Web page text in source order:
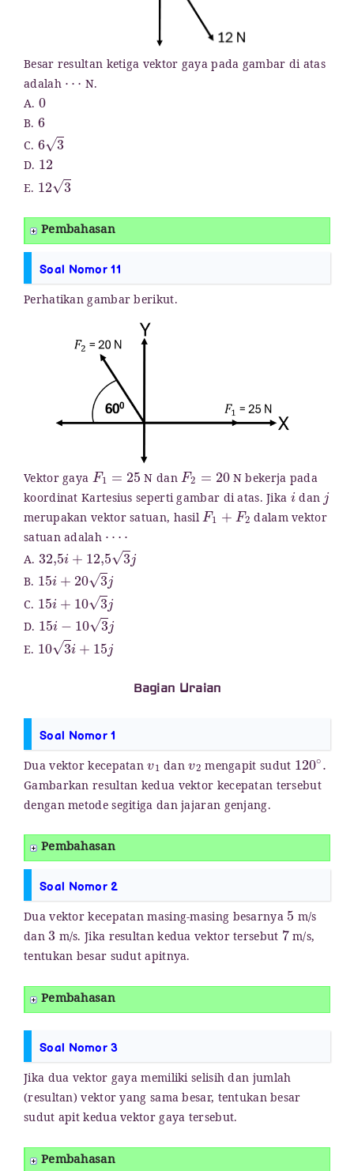
Besar resultan ketiga vektor gaya pada gambar di atas
adalah⋯ N.
A. 0
B. 6
C. 6
D. 12
E. 12 3
Pembahasan
Soal Nomor 11
Perhatikan gambar berikut.
Vektor gaya F1 25 N danF2 20 N bekerja pada
koordinat Kartesius seperti gambar di atas. Jikaidanj
merupakan vektor satuan, hasilF1 +F2 dalam vektor
satuan adalah⋯⋅
A. 32,5i+12,53 j
B. 15i+203j
C. 15i + 103j
D. 15i −103j
E. 103i+15 j
Bagian Uraian
Soal Nomor 1
Dua vektor kecepatanv1danv2mengapit sudut120∘.
Gambarkan resultan kedua vektor kecepatan tersebut
dengan metode segitiga dan jajaran genjang.
Pembahasan
Soal Nomor 2
Dua vektor kecepatan masing-masing besarnya5m/s
dan3m/s. Jika resultan kedua vektor tersebut7m/s,
tentukan besar sudut apitnya.
Pembahasan
Soal Nomor 3
Jika dua vektor gaya memiliki selisih dan jumlah
(resultan) vektor yang sama besar, tentukan besar
sudut apit kedua vektor gaya tersebut.
Pembahasan